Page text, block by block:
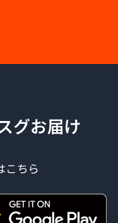
グお届け
こちら